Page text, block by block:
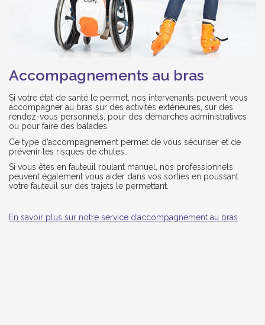
Accompagnements au bras
Si votre état de santé le permet, nos intervenants peuvent vous
accompagner au bras sur des activités extérieures, sur des
rendez-vous personnels, pour des démarches administratives
ou pour faire des balades.
Ce type d’accompagnement permet de vous sécuriser et de
prévenir les risques de chutes.
Si vous êtes en fauteuil roulant manuel, nos professionnels
peuvent également vous aider dans vos sorties en poussant
votre fauteuil sur des trajets le permettant.
En savoir plus sur notre service d’accompagnement au bras